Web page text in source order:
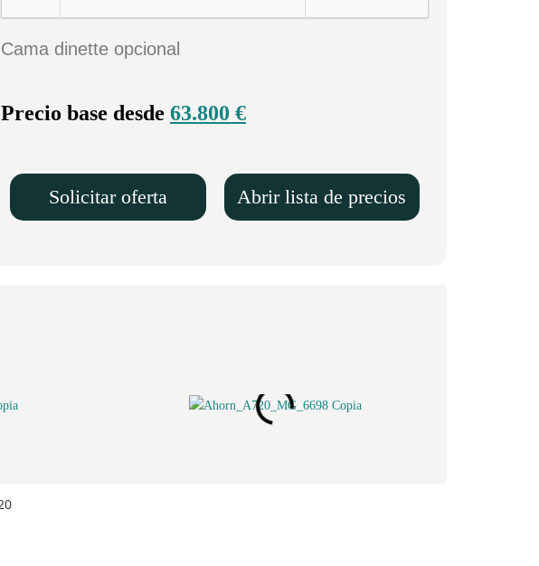
Cama dinette opcional
Precio base desde 63.800 €
Solicitar oferta Abrir lista de precios